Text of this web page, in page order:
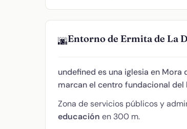
🌆Entorno de Ermita de La
undefined es una iglesia en
marcan el centro fundacional
Zona de servicios públicos y
educación en 300 m.